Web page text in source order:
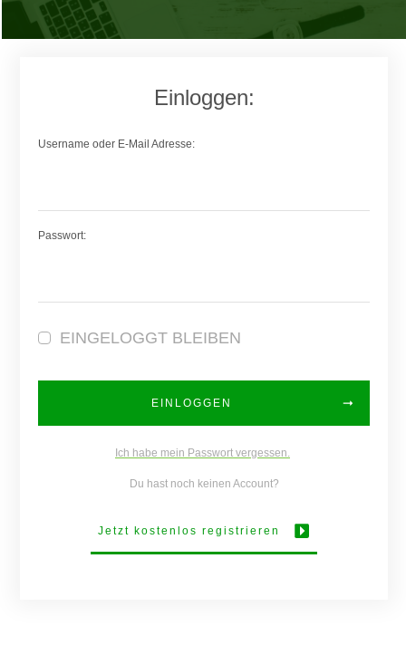
Einloggen:
Username oder E-Mail Adresse:
Passwort:
EINGELOGGT BLEIBEN
EINLOGGEN
Ich habe mein Passwort vergessen.
Du hast noch keinen Account?
Jetzt kostenlos registrieren